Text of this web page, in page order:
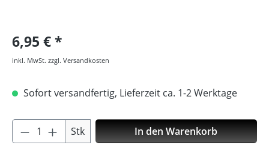
6,95 €
inkl. MwSt. zzgl. Versandkosten
Sofort versandfertig, Lieferzeit ca. 1-2 Werktage
Produkt Anzahl: Gib den gewünschten
Stk In den Warenkorb